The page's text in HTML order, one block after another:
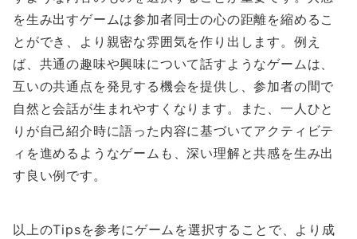
を生み出すゲームは参加者同士の心の距離を縮めるこ
とができ、より親密な雰囲気を作り出します。例え
ば、共通の趣味や興味について話すようなゲームは、
互いの共通点を発見する機会を提供し、参加者の間で
自然と会話が生まれやすくなります。また、一人ひと
りが自己紹介時に語った内容に基づいてアクティビテ
ィを進めるようなゲームも、深い理解と共感を生み出
す良い例です。
以上のTipsを参考にゲームを選択することで、より成